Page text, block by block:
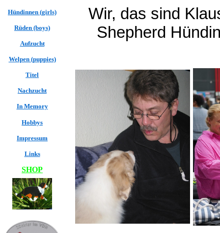
Hündinnen (girls)
Rüden (boys)
Aufzucht
Welpen (puppies)
Titel
Nachzucht
In Memory
Hobbys
Impressum
Links
SHOP
Wir, das sind
Shepherd